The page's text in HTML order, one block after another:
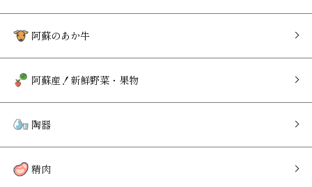
阿蘇のあか牛
阿蘇産！新鮮野菜・果物
陶器
精肉